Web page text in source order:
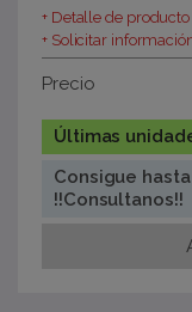
+ Detalle de producto
+ Solicitar
Precio
Últimas
Consigue
!!Consultanos!!